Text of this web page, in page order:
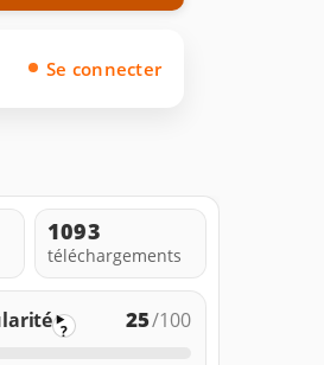
Se connecter
1093
téléchargements
? 25/100